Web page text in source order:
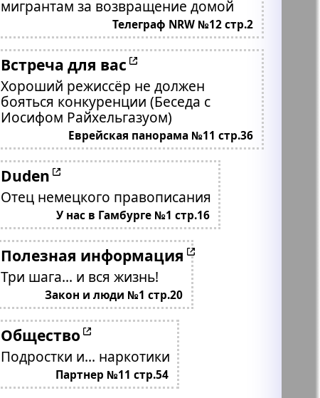
мигрантам за возвращение домой
Телеграф NRW №12 стр.2
Встреча для вас
Хороший режиссёр не должен
бояться конкуренции (Беседа с
Иосифом Райхельгазуом)
Еврейская панорама №11 стр.36
Duden
Отец немецкого правописания
У нас в Гамбурге №1 стр.16
Полезная информация
Три шага... и вся жизнь!
Закон и люди №1 стр.20
Общество
Подростки и... наркотики
Партнер №11 стр.54